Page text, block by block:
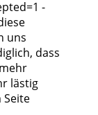
-
uns
dass
lästig
Seite